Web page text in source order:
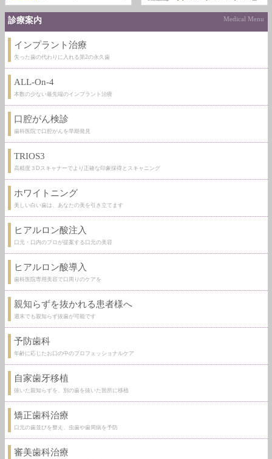
診療案内 Medical Menu
インプラント治療
失った歯の代わりに入れる第2の永久歯
ALL-On-4
本数の少ない最先端のインプラント治療
口腔がん検診
歯科医院で口腔がんを早期発見
TRIOS3
高精度３Dスキャナーでより正確な印象採得とスキャニング
ホワイトニング
美しい白い歯は、あなたの美を引き立てます
ヒアルロン酸注入
口元・口内のプロが提案する口元の美容
ヒアルロン酸導入
歯科医院専用美容で口周りのケアを
親知らずを抜かれる患者様へ
週末でも親知らず抜歯が可能です
予防歯科
年齢に応じたお口の中のプロフェッショナルケア
自家歯牙移植
抜いた親知らずを、別の歯を抜いた箇所に移植
矯正歯科治療
口元の歯並びを整え、虫歯や歯周病を予防
審美歯科治療